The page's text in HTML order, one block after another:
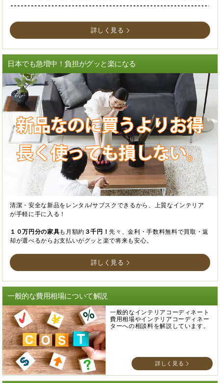
詳しく見る
日本でも急増中！負担がグッと楽になる
清潔・安全な新品をレンタル/サブスクできるから、上質なインテリア
が手軽に手に入る！
１０万円分の家具も月額約 ３千円！先々、金利・手数料無料で買取・返
却が選べるからお支払いがグッと楽で将来も安心。
詳しく見る
一般的な費用相場について解説
一般的なインテリアコーディネート
費用相場やインテリアコーディネー
ターへの相談料を解説しています。
詳しく見る